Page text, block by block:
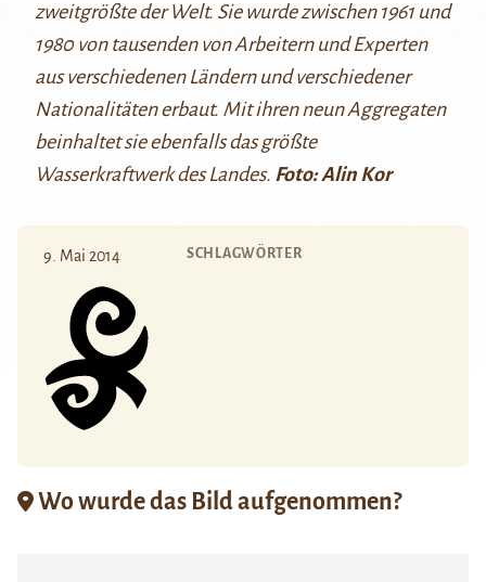
zweitgrößte der Welt. Sie wurde zwischen 1961 und
1980 von tausenden von Arbeitern und Experten
aus verschiedenen Ländern und verschiedener
Nationalitäten erbaut. Mit ihren neun Aggregaten
beinhaltet sie ebenfalls das größte
Wasserkraftwerk des Landes. Foto: Alin Kor
9. Mai 2014 SCHLAGWÖRTER
Wo wurde das Bild aufgenommen?